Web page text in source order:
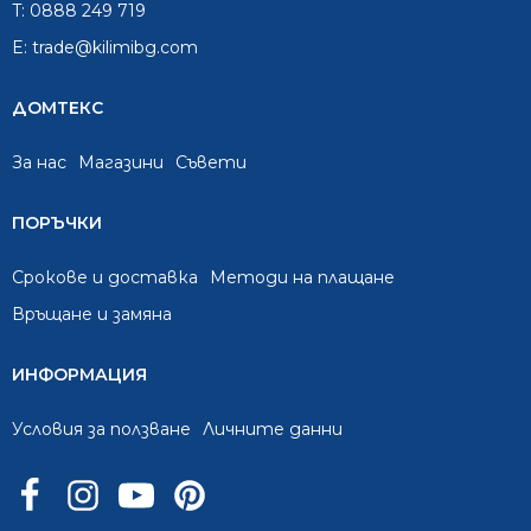
T: 0888 249 719
E: trade@kilimibg.com
ДОМТЕКС
За нас Mагазини Съвети
ПОРЪЧКИ
Срокове и доставка
Методи на плащане
Връщане и замяна
ИНФОРМАЦИЯ
Условия за ползване Личните данни